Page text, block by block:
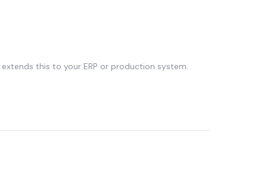
this to your ERP or production system.